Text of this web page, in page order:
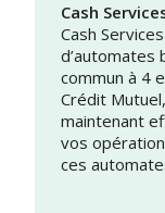
Cash
Cash
d’automates
commun à 4
Crédit
maintenant
vos
ces